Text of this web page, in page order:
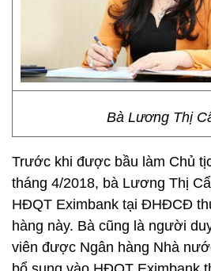
Bà Lương Thị
Trước khi được bầu làm Chủ
tháng 4/2018, bà Lương Thị
HĐQT Eximbank tại ĐHĐCĐ
hàng này. Bà cũng là người
viên được Ngân hàng Nhà